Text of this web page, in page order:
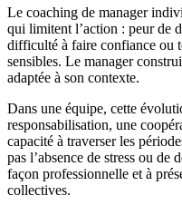
Le coaching de manager
qui limitent l’action : peur de
difficulté à faire confiance ou
sensibles. Le manager
adaptée à son contexte.
Dans une équipe, cette
responsabilisation, une
capacité à traverser les
pas l’absence de stress ou de
façon professionnelle et à
collectives.